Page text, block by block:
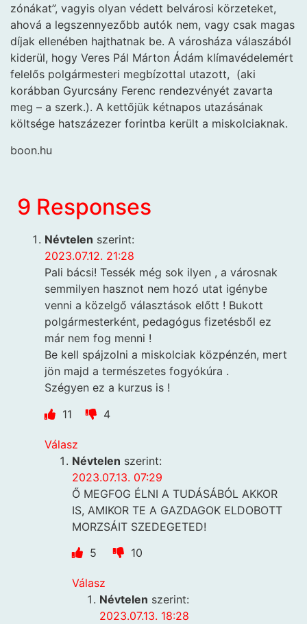
zónákat”, vagyis olyan védett belvárosi körzeteket,
ahová a legszennyezőbb autók nem, vagy csak magas
díjak ellenében hajthatnak be. A városháza válaszából
kiderül, hogy Veres Pál Márton Ádám klímavédelemért
felelős polgármesteri megbízottal utazott, (aki
korábban Gyurcsány Ferenc rendezvényét zavarta
meg – a szerk.). A kettőjük kétnapos utazásának
költsége hatszázezer forintba került a miskolciaknak.
boon.hu
9 Responses
Névtelen szerint:
2023.07.12. 21:28
Pali bácsi! Tessék még sok ilyen , a városnak
semmilyen hasznot nem hozó utat igénybe
venni a közelgő választások előtt ! Bukott
polgármesterként, pedagógus fizetésből ez
már nem fog menni !
Be kell spájzolni a miskolciak közpénzén, mert
jön majd a természetes fogyókúra .
Szégyen ez a kurzus is !
11
4
Válasz
Névtelen szerint:
2023.07.13. 07:29
Ő MEGFOG ÉLNI A TUDÁSÁBÓL AKKOR
IS, AMIKOR TE A GAZDAGOK ELDOBOTT
MORZSÁIT SZEDEGETED!
5
10
Válasz
Névtelen szerint:
2023.07.13. 18:28